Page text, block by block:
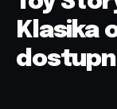
Klasika